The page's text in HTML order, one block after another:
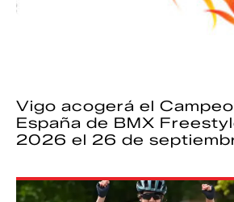
Vigo acogerá el
España de BMX
2026 el 26 de